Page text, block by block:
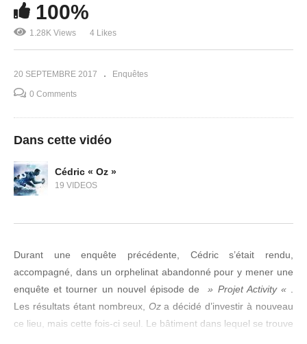
Chasseur de Fantômes #03 : Isabelle
100%
1.28K Views 4 Likes
20 SEPTEMBRE 2017 Enquêtes
0 Comments
Dans cette vidéo
Cédric « Oz »
19 VIDEOS
Durant une enquête précédente, Cédric s’était rendu,
accompagné, dans un orphelinat abandonné pour y mener une
enquête et tourner un nouvel épisode de » Projet Activity « .
Les résultats étant nombreux, Oza décidé d’investir à nouveau
ce lieu, mais cette fois-ci seul. Le bâtiment dans lequel se trouve